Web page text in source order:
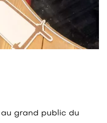
au grand public du